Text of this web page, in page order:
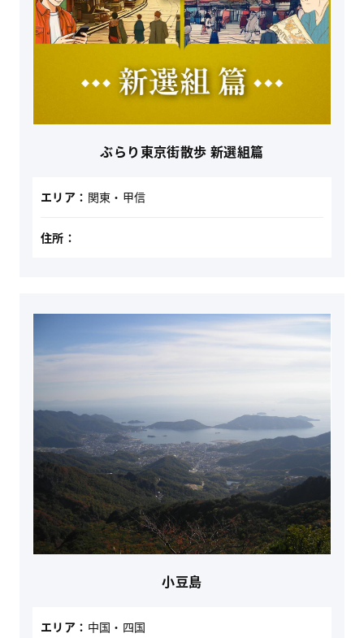
ぶらり東京街散歩 新選組篇
エリア： 関東・甲信
住所：
小豆島
エリア： 中国・四国